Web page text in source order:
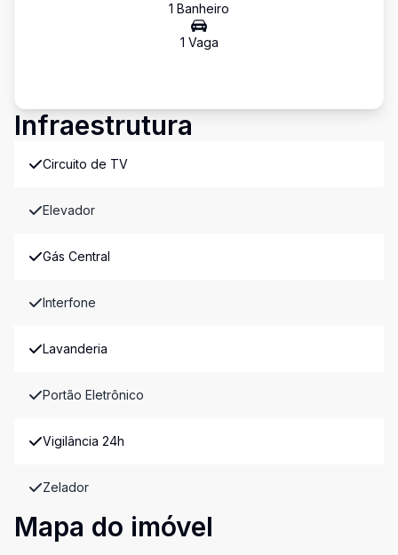
1 Banheiro
1 Vaga
Infraestrutura
Circuito de TV
Elevador
Gás Central
Interfone
Lavanderia
Portão Eletrônico
Vigilância 24h
Zelador
Mapa do imóvel